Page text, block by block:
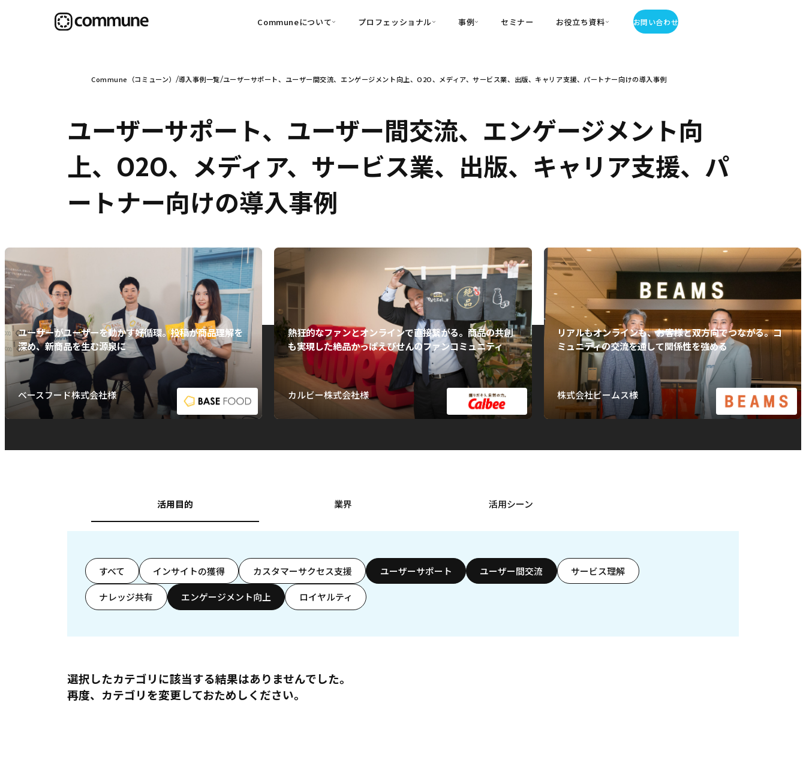
Communeについて
可視化
育成
・Commune Voice ・Commune Navigator
信頼を醸成する信頼起点経営基盤
・Commune CRM（旧：
SuccessHub）
社内コミュニケーションの変革を支援
・Commune for Work
プロフェッショナル
・Customer-Led Growth
事例
導入事例
セミナー お役立ち資料
・お役立ち資料
お問い合わせ
Commune（コミューン） 導入事例一覧 ユーザーサポート、ユーザー間交流、エンゲージメント向上、O2O、メディア、サービス業、出版、キャリア支援、パートナー向けの導入事例
ユーザーサポート、ユーザー間交流、エンゲージメント向
上、O2O、メディア、サービス業、出版、キャリア支援、パ
ートナー向けの導入事例
ユーザーがユーザーを動かす好循環。投稿が商品理解を
深め、新商品を生む源泉に
ベースフード株式会社様
熱狂的なファンとオンラインで直接繋がる。商品の共創
も実現した絶品かっぱえびせんのファンコミュニティ
カルビー株式会社様
リアルもオンラインも、お客様と双方向でつながる。コ
ミュニティの交流を通して関係性を強める
株式会社ビームス様
活用目的 業界 活用シーン
すべて インサイトの獲得 カスタマーサクセス支援 ユーザーサポート ユーザー間交流 サービス理解
ナレッジ共有 エンゲージメント向上 ロイヤルティ
選択したカテゴリに該当する結果はありませんでした。
再度、カテゴリを変更しておためしください。